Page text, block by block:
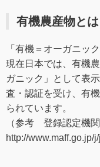
有機農産物とは
「有機＝オーガニッ
現在日本では、有機
ガニック」として表
査・認証を受け、有
られています。
（参考 登録認定機関
http://www.maff.go.jp/